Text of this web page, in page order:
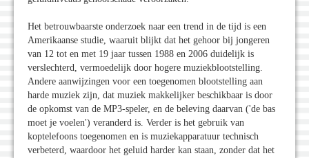
Het betrouwbaarste onderzoek naar een trend in de tijd is een
Amerikaanse studie, waaruit blijkt dat het gehoor bij jongeren
van 12 tot en met 19 jaar tussen 1988 en 2006 duidelijk is
verslechterd, vermoedelijk door hogere muziekblootstelling.
Andere aanwijzingen voor een toegenomen blootstelling aan
harde muziek zijn, dat muziek makkelijker beschikbaar is door
de opkomst van de MP3-speler, en de beleving daarvan ('de bas
moet je voelen') veranderd is. Verder is het gebruik van
koptelefoons toegenomen en is muziekapparatuur technisch
verbeterd, waardoor het geluid harder kan staan, zonder dat het